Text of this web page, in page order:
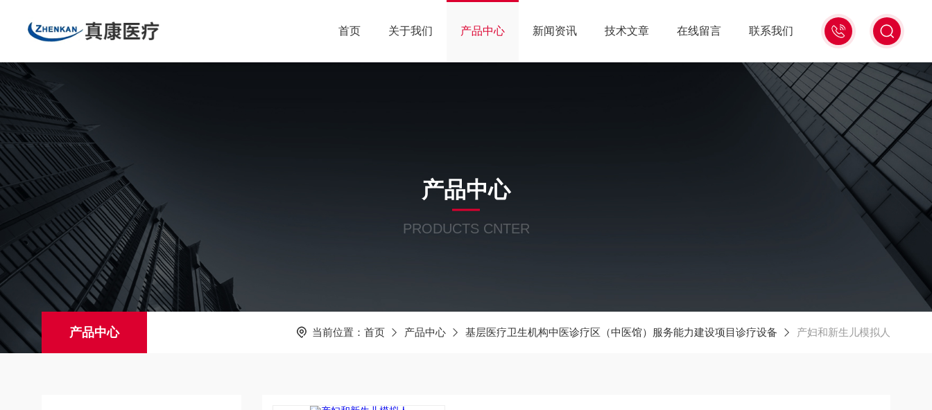
021-
56528785
首页 关于我们 产品中心 新闻资讯 技术文章 在线留言 联系我们
产品中心
PRODUCTS CNTER
产品中心 当前位置： 首页 产品中心 基层医疗卫生机构中医诊疗区（中医馆）服务能力建设项目诊疗设备 产妇和新生儿模拟人